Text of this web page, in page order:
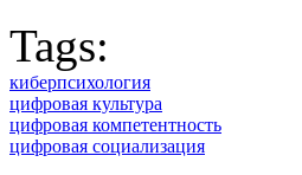
Tags:
киберпсихология
цифровая культура
цифровая компетентность
цифровая социализация